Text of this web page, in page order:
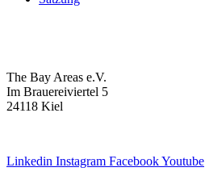
The Bay Areas e.V.
Im Brauereiviertel 5
24118 Kiel
Linkedin Instagram FacebookYoutube